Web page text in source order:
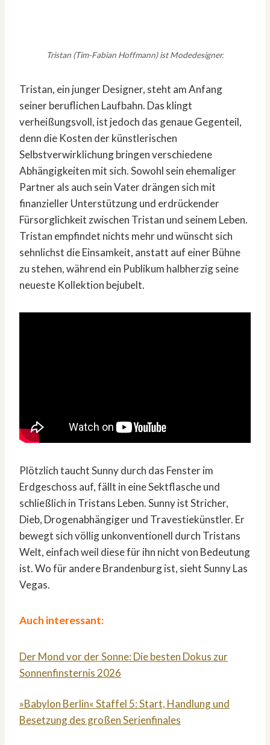
Tristan (Tim-Fabian Hoffmann) ist Modedesigner.
Tristan, ein junger Designer, steht am Anfang
seiner beruflichen Laufbahn. Das klingt
verheißungsvoll, ist jedoch das genaue Gegenteil,
denn die Kosten der künstlerischen
Selbstverwirklichung bringen verschiedene
Abhängigkeiten mit sich. Sowohl sein ehemaliger
Partner als auch sein Vater drängen sich mit
finanzieller Unterstützung und erdrückender
Fürsorglichkeit zwischen Tristan und seinem Leben.
Tristan empfindet nichts mehr und wünscht sich
sehnlichst die Einsamkeit, anstatt auf einer Bühne
zu stehen, während ein Publikum halbherzig seine
neueste Kollektion bejubelt.
Plötzlich taucht Sunny durch das Fenster im
Erdgeschoss auf, fällt in eine Sektflasche und
schließlich in Tristans Leben. Sunny ist Stricher,
Dieb, Drogenabhängiger und Travestiekünstler. Er
bewegt sich völlig unkonventionell durch Tristans
Welt, einfach weil diese für ihn nicht von Bedeutung
ist. Wo für andere Brandenburg ist, sieht Sunny Las
Vegas.
Auch interessant:
Der Mond vor der Sonne: Die besten Dokus zur
Sonnenfinsternis 2026
»Babylon Berlin« Staffel 5: Start, Handlung und
Besetzung des großen Serienfinales